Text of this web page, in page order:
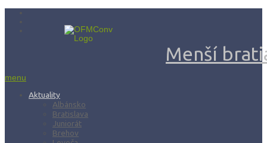
Menší
menu
Aktuality
Albánsko
Bratislava
Juniorát
Brehov